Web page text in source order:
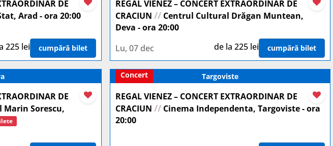
DE
Arad - ora 20:00
225 lei cumpără bilet
REGAL VIENEZ – CONCERT EXTRAORDINAR DE
CRACIUN // Centrul Cultural Drăgan Muntean,
Deva - ora 20:00
Lu, 07 dec
de la 225 lei cumpără bilet
DE
Sorescu,
Targoviste
Concert
REGAL VIENEZ – CONCERT EXTRAORDINAR DE
CRACIUN // Cinema Independenta, Targoviste - ora
20:00